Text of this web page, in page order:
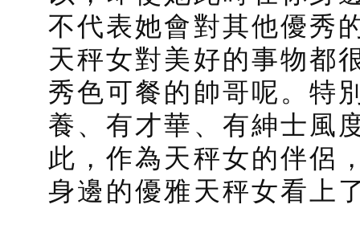
不代表她會對其他優秀
天秤女對美好的事物都
秀色可餐的帥哥呢。特
養、有才華、有紳士風
此，作為天秤女的伴侶
身邊的優雅天秤女看上